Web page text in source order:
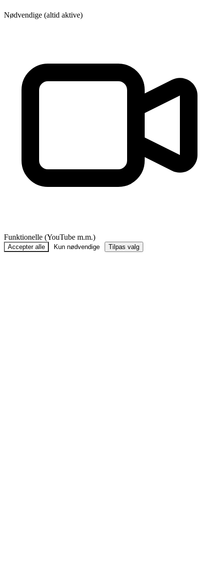
Nødvendige (altid aktive)
Funktionelle (YouTube m.m.)
Accepter alle Kun nødvendige Tilpas valg